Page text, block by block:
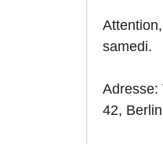
samedi.
Adresse:
42,